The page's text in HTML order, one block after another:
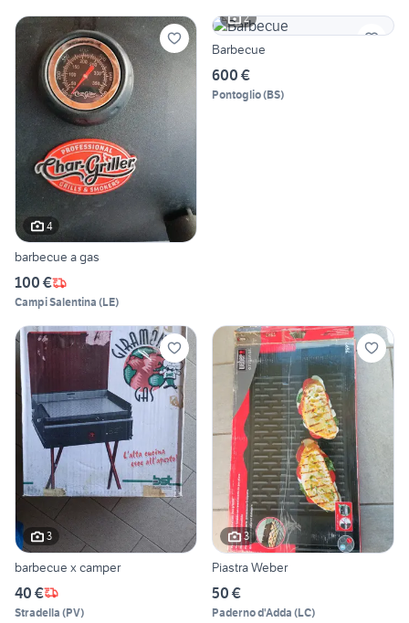
4
barbecue a gas
100 €
Campi Salentina (LE)
2
Barbecue
600 €
Pontoglio(BS)
3
barbecue x camper
40 €
Stradella (PV)
3
Piastra Weber
50 €
Paderno d'Adda (LC)